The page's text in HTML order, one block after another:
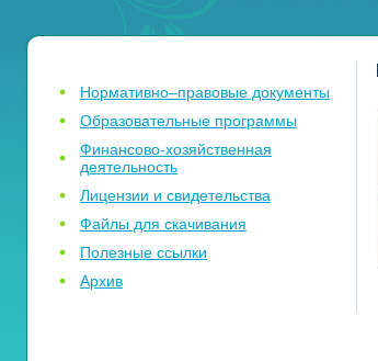
Нормативно–правовые документы
Образовательные программы
Финансово-хозяйственная
деятельность
Лицензии и свидетельства
Файлы для скачивания
Полезные ссылки
Архив